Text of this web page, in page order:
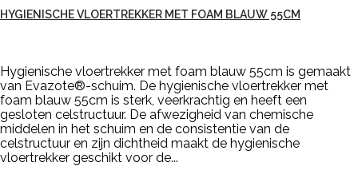
HYGIENISCHE VLOERTREKKER MET FOAM BLAUW 55CM
Hygienische vloertrekker met foam blauw 55cm is gemaakt
van Evazote®-schuim. De hygienische vloertrekker met
foam blauw 55cm is sterk, veerkrachtig en heeft een
gesloten celstructuur. De afwezigheid van chemische
middelen in het schuim en de consistentie van de
celstructuur en zijn dichtheid maakt de hygienische
vloertrekker geschikt voor de...